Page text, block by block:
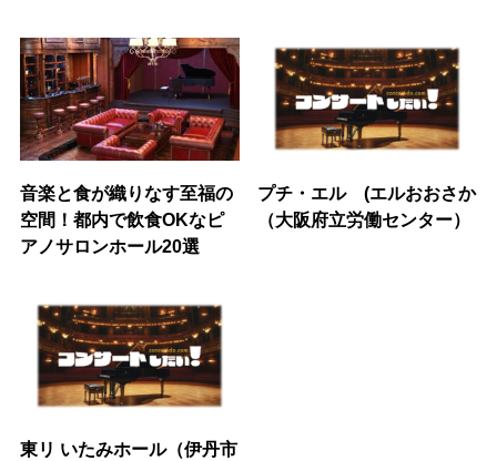
音楽と食が織りなす至福の
空間！都内で飲食OKなピ
アノサロンホール20選
プチ・エル (エルおおさか
（大阪府立労働センター）
東リ いたみホール（伊丹市